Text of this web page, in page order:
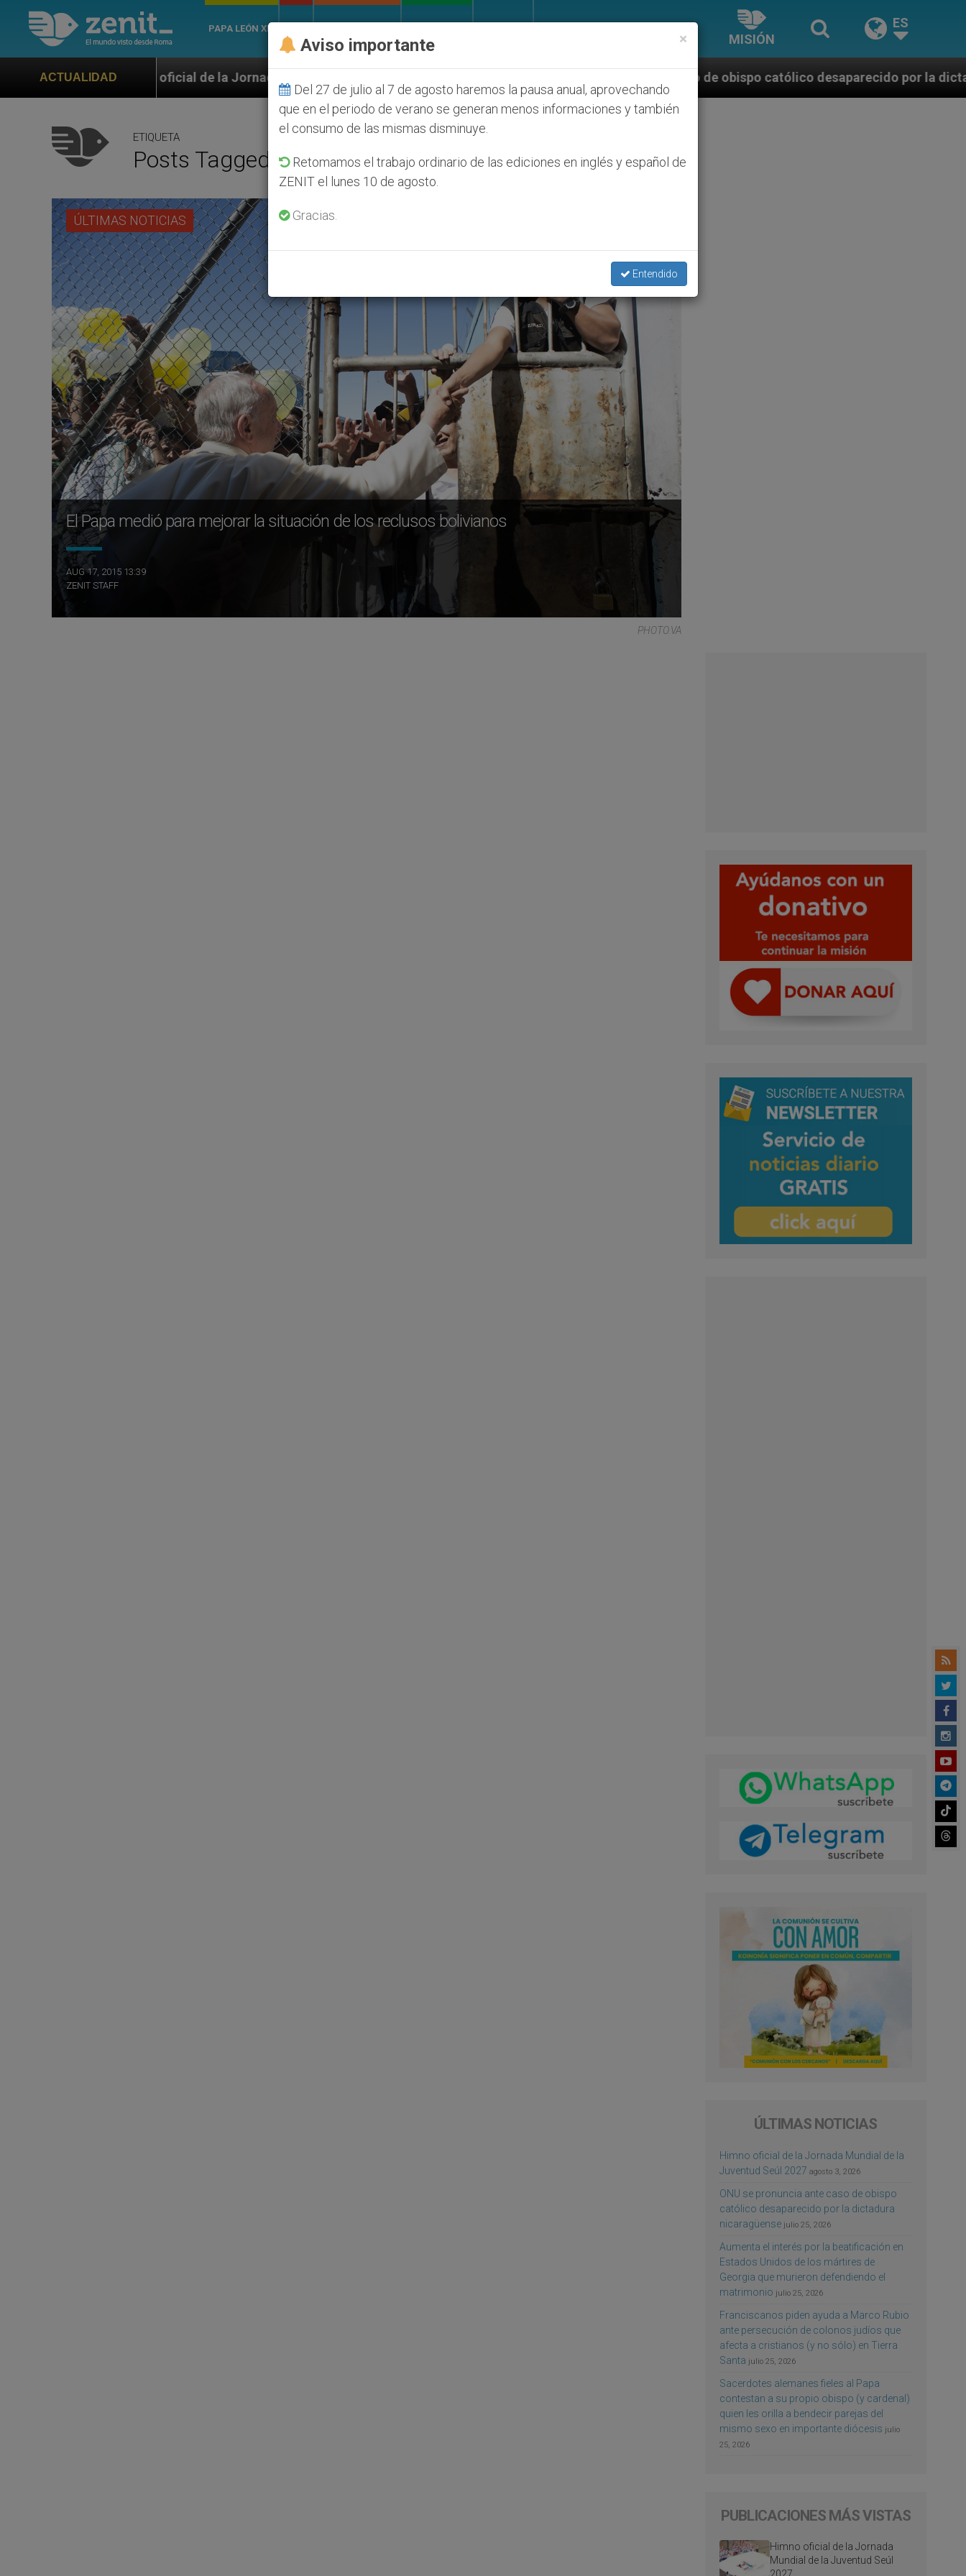
PAPA LEÓN XIV
MISIÓN
ES
ACTUALIDAD
oficial de la Jornada Mundial de la Juventud Seúl 2027 ONU se pronuncia ante caso de obispo católico desaparecido por la dictadura nicaragüense
ETIQUETA
Posts Tagged ‘carceles’
ÚLTIMAS NOTICIAS
El Papa medió para mejorar la situación de los reclusos bolivianos
AUG 17, 2015 13:39
ZENIT STAFF
PHOTO.VA
ÚLTIMAS NOTICIAS
Himno oficial de la Jornada Mundial de la
Juventud Seúl 2027 agosto 3, 2026
ONU se pronuncia ante caso de obispo
católico desaparecido por la dictadura
nicaragüense julio 25, 2026
Aumenta el interés por la beatificación en
Estados Unidos de los mártires de
Georgia que murieron defendiendo el
matrimonio julio 25, 2026
Franciscanos piden ayuda a Marco Rubio
ante persecución de colonos judíos que
afecta a cristianos (y no sólo) en Tierra
Santa julio 25, 2026
Sacerdotes alemanes fieles al Papa
contestan a su propio obispo (y cardenal)
quien les orilla a bendecir parejas del
mismo sexo en importante diócesis julio
25, 2026
PUBLICACIONES MÁS VISTAS
Himno oficial de la Jornada
Mundial de la Juventud Seúl
×
Aviso importante
Del 27 de julio al 7 de agosto haremos la pausa anual, aprovechando
que en el periodo de verano se generan menos informaciones y también
el consumo de las mismas disminuye.
Retomamos el trabajo ordinario de las ediciones en inglés y español de
ZENIT el lunes 10 de agosto.
Gracias.
Entendido